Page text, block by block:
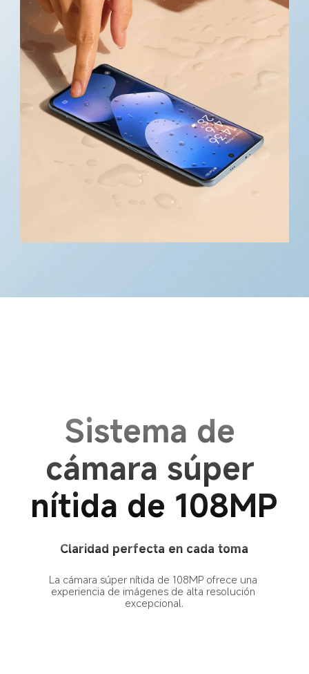
Sistema de
cámara súper
nítida de 108MP
Claridad perfecta en cada toma
La cámara súper nítida de 108MP ofrece una
experiencia de imágenes de alta resolución
excepcional.